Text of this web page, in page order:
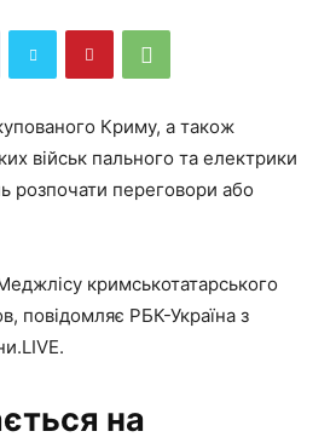
Криму, а також
військ пального та електрики
розпочати переговори або
кримськотатарського
повідомляє РБК-Україна з
на